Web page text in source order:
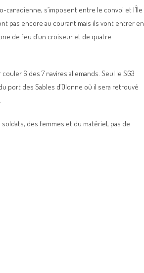
canadienne, s’imposent entre le convoi et l’Île
pas encore au courant mais ils vont entrer en
de feu d’un croiseur et de quatre
6 des 7 navires allemands. Seul le SG3
port des Sables d’Olonne où il sera retrouvé
des femmes et du matériel, pas de